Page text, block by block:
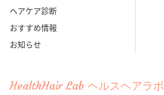
ヘアケア診断
おすすめ情報
お知らせ
HealthHair Lab ヘルスヘアラボ